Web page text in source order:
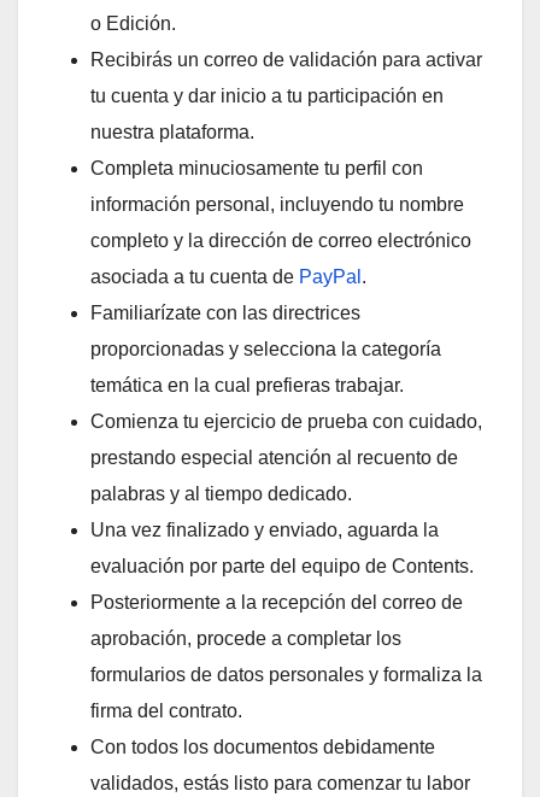
o Edición.
Recibirás un correo de validación para activar
tu cuenta y dar inicio a tu participación en
nuestra plataforma.
Completa minuciosamente tu perfil con
información personal, incluyendo tu nombre
completo y la dirección de correo electrónico
asociada a tu cuenta de PayPal .
Familiarízate con las directrices
proporcionadas y selecciona la categoría
temática en la cual prefieras trabajar.
Comienza tu ejercicio de prueba con cuidado,
prestando especial atención al recuento de
palabras y al tiempo dedicado.
Una vez finalizado y enviado, aguarda la
evaluación por parte del equipo de Contents.
Posteriormente a la recepción del correo de
aprobación, procede a completar los
formularios de datos personales y formaliza la
firma del contrato.
Con todos los documentos debidamente
validados, estás listo para comenzar tu labor